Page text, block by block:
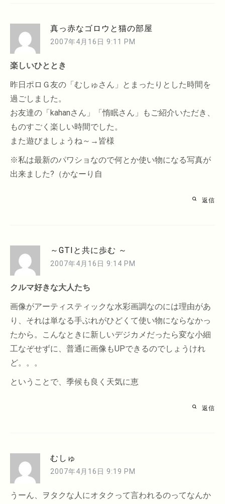
真っ赤なゴロウと猫の部屋
2007年4月16日 9:11 PM
楽しいひととき
昨日ポロＧ友の「むしゅさん」とまったりとした時間を
過ごしました。
お友達の「kahanさん」「惰眠さん」もご紹介いただき、
ものすごく楽しい時間でした。
また遊びましょうね～→皆様
※私は最新のパワショなので何とか使い物になる写真が
出来ました?（かなーり自
返信
～GTIと共に歩む ～
2007年4月16日 9:14 PM
クルマ好きな大人たち
画像がアーティスティックな水彩画調なのには理由があ
り、それは単なる手ぶれがひどくて使い物にならなかっ
たから。こんなときに新しいデジカメだったら変な小細
工なぞせずに、普通に画像もUPできるのでしょうけれ
ど。。。
ということで、季候も良く天気に恵
返信
むしゅ
2007年4月16日 9:19 PM
うーん、ヲタクな人にオタクって言われるのってなんか